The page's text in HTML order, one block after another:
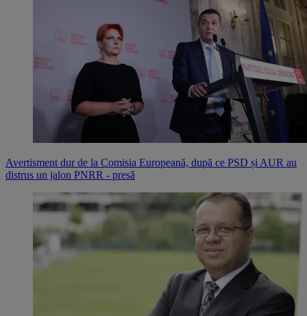
Avertisment dur de la Comisia Europeană, după ce PSD și AUR au
distrus un jalon PNRR - presă